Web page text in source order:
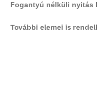
Fogantyú nélküli nyitás
További elemei is